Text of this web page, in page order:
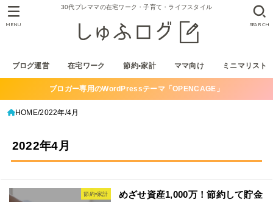
30代プレママの在宅ワーク・子育て・ライフスタイル
ブログ運営 在宅ワーク 節約•家計 ママ向け ミニマリスト
SEARCH
MENU
ブロガー専用のWordPressテーマ「OPENCAGE」
HOME 2022年 4月
2022年4月
節約•家計
めざせ資産1,000万！節約して貯金